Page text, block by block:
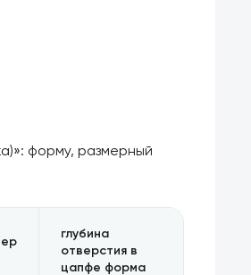
форму, размерный
глубина
отверстия в
цапфе форма